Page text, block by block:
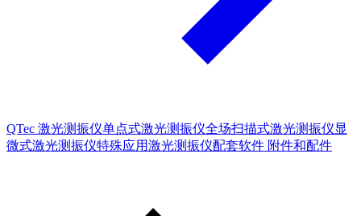
QTec 激光测振仪单点式激光测振仪全场扫描式激光测振仪显
微式激光测振仪特殊应用激光测振仪配套软件 附件和配件